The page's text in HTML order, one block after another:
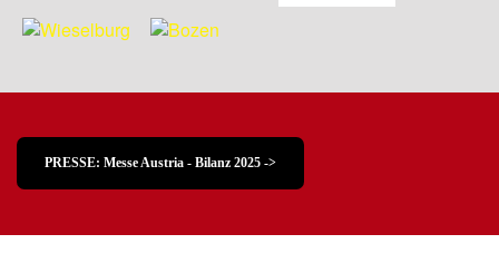
PRESSE: Messe Austria - Bilanz 2025 ->